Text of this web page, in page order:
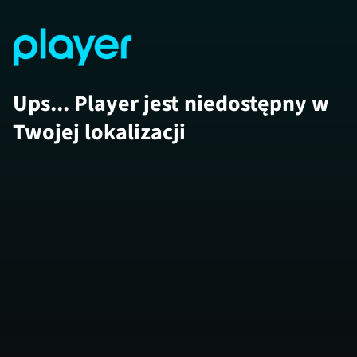
Ups... Player jest niedostępny w
Twojej lokalizacji